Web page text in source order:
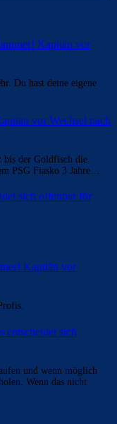
Kapitän vor
Du hast deine eigene
vor Wechsel nach
bis der Goldfisch die
PSG Fiasko 3 Jahre…
sich offenbar für
Kapitän vor
entscheidet sich
und wenn möglich
Wenn das nicht